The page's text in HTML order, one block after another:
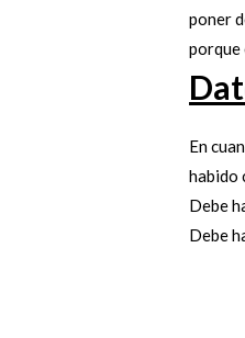
poner
porque
En
habido
Debe
Debe